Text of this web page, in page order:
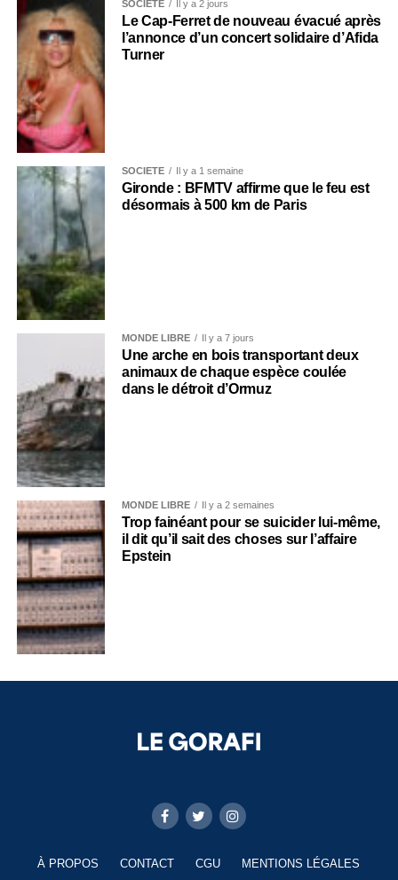
SOCIÉTÉ Il y a 2 jours
Le Cap-Ferret de nouveau évacué après
l’annonce d’un concert solidaire d’Afida
Turner
SOCIÉTÉ Il y a 1 semaine
Gironde : BFMTV affirme que le feu est
désormais à 500 km de Paris
MONDE LIBRE Il y a 7 jours
Une arche en bois transportant deux
animaux de chaque espèce coulée
dans le détroit d’Ormuz
MONDE LIBRE Il y a 2 semaines
Trop fainéant pour se suicider lui-même,
il dit qu’il sait des choses sur l’affaire
Epstein
À PROPOS CONTACT CGU MENTIONS LÉGALES